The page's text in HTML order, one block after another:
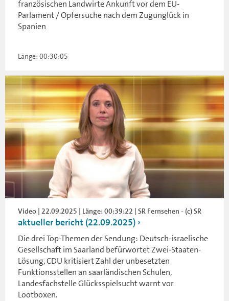
französischen Landwirte Ankunft vor dem EU-
Parlament / Opfersuche nach dem Zugunglück in
Spanien
Länge: 00:30:05
Video | 22.09.2025 | Länge: 00:39:22 | SR Fernsehen - (c) SR
aktueller bericht (22.09.2025)
Die drei Top-Themen der Sendung: Deutsch-israelische
Gesellschaft im Saarland befürwortet Zwei-Staaten-
Lösung, CDU kritisiert Zahl der unbesetzten
Funktionsstellen an saarländischen Schulen,
Landesfachstelle Glücksspielsucht warnt vor
Lootboxen.